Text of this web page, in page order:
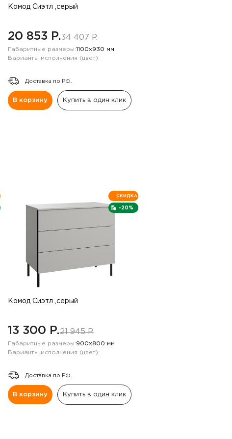
Комод Сиэтл ,серый
20 853 P.34 407 P.
Габаритные размеры:1100х930 мм
Варианты исполнения (цвет):
Доставка по РФ.
В корзину Купить в один клик
-20%
СКИДКА
Комод Сиэтл ,серый
13 300 P.21 945 P.
Габаритные размеры:900х800 мм
Варианты исполнения (цвет):
Доставка по РФ.
В корзину Купить в один клик